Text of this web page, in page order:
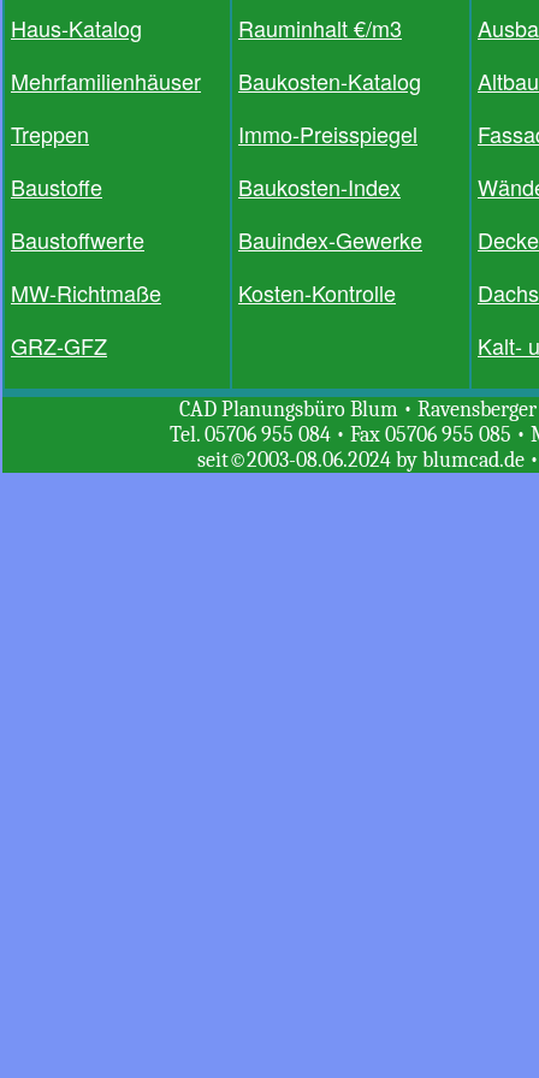
Haus-Katalog
Mehrfamilienhäuser
Treppen
Baustoffe
Baustoffwerte
MW-Richtmaße
GRZ-GFZ
Rauminhalt €/m3
Baukosten-Katalog
Immo-Preisspiegel
Baukosten-Index
Bauindex-Gewerke
Kosten-Kontrolle
Kalt-
CAD Planungsbüro Blum •
Tel. 05706 955 084 • Fax 05706 955 085
seit©2003-08.06.2024 by blumcad.de